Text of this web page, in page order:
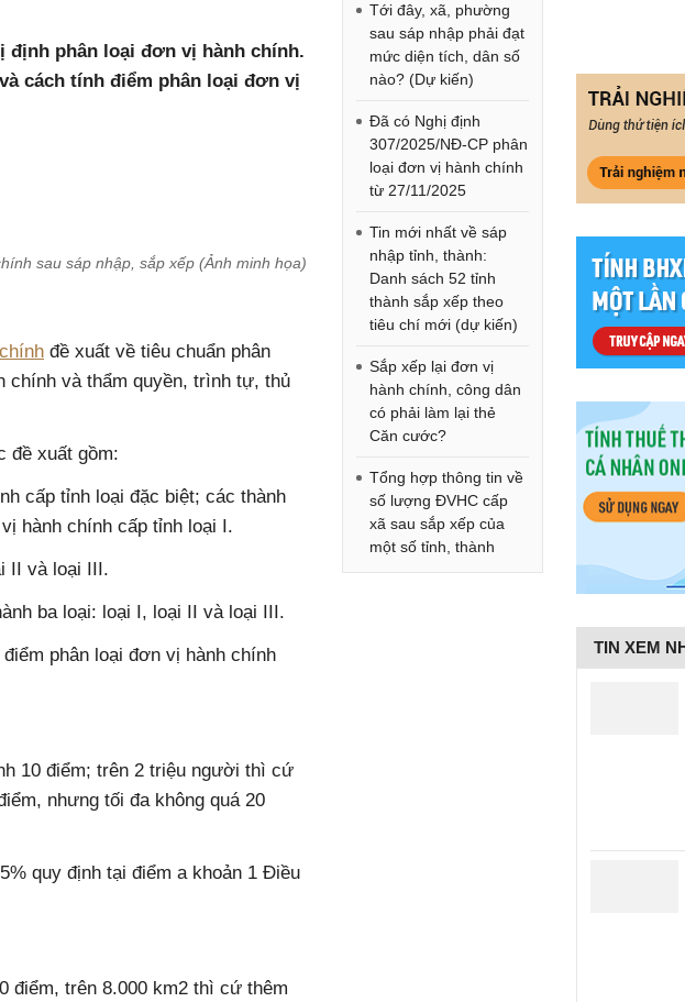
định phân loại đơn vị hành chính.
cách tính điểm phân loại đơn vị
sau sáp nhập, sắp xếp (Ảnh minh họa)
đề xuất về tiêu chuẩn phân
chính và thẩm quyền, trình tự, thủ
đề xuất gồm:
cấp tỉnh loại đặc biệt; các thành
hành chính cấp tỉnh loại I.
II và loại III.
ba loại: loại I, loại II và loại III.
phân loại đơn vị hành chính
10 điểm; trên 2 triệu người thì cứ
nhưng tối đa không quá 20
quy định tại điểm a khoản 1 Điều
điểm, trên 8.000 km2 thì cứ thêm
Tới đây, xã, phường
sau sáp nhập phải đạt
mức diện tích, dân số
nào? (Dự kiến)
Đã có Nghị định
307/2025/NĐ-CP phân
loại đơn vị hành chính
từ 27/11/2025
Tin mới nhất về sáp
nhập tỉnh, thành:
Danh sách 52 tỉnh
thành sắp xếp theo
tiêu chí mới (dự kiến)
Sắp xếp lại đơn vị
hành chính, công dân
có phải làm lại thẻ
Căn cước?
Tổng hợp thông tin về
số lượng ĐVHC cấp
xã sau sắp xếp của
một số tỉnh, thành
TIN XEM